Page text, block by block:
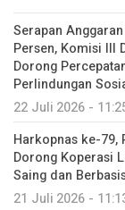
Serapan
Persen, Komisi III
Dorong
Perlindungan
22 Juli 2026 -
Harkopnas ke-
Dorong Koperasi
Saing dan
21 Juli 2026 -